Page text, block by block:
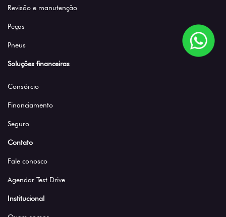
Revisão e manutenção
Peças
Pneus
Soluções financeiras
Consórcio
Financiamento
Seguro
Contato
Fale conosco
Agendar Test Drive
Institucional